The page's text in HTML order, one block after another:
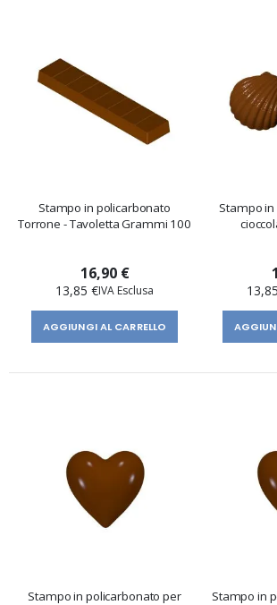
Stampo in policarbonato
Torrone - Tavoletta Grammi 100
16,90 €
13,85 €
AGGIUNGI AL CARRELLO
Stampo
Stampo in policarbonato per
Stampo in